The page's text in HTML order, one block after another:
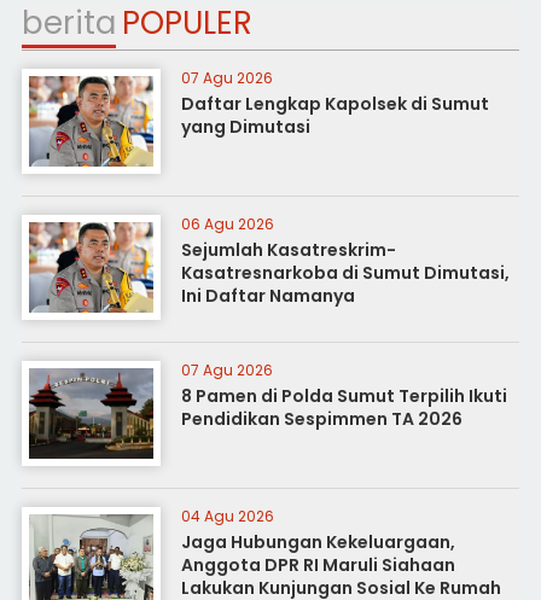
berita POPULER
07 Agu 2026
Daftar Lengkap Kapolsek di Sumut
yang Dimutasi
06 Agu 2026
Sejumlah Kasatreskrim-
Kasatresnarkoba di Sumut Dimutasi,
Ini Daftar Namanya
07 Agu 2026
8 Pamen di Polda Sumut Terpilih Ikuti
Pendidikan Sespimmen TA 2026
04 Agu 2026
Jaga Hubungan Kekeluargaan,
Anggota DPR RI Maruli Siahaan
Lakukan Kunjungan Sosial Ke Rumah